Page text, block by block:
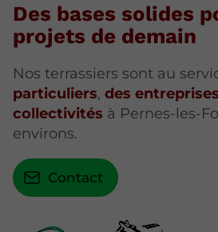
Des bases solides
projets de demain
Nos terrassiers sont au
particuliers, des entreprises
collectivités à Pernes-les-
environs.
Contact